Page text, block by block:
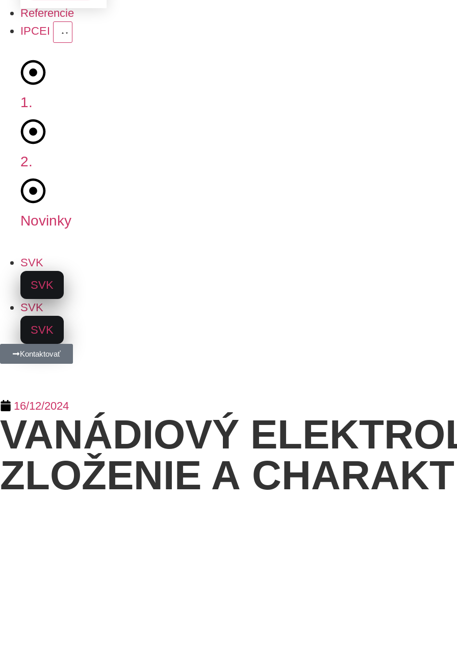
Referencie
IPCEI
1.
2.
Novinky
SVK
SVK
SVK
SVK
Kontaktovať
16/12/2024
VANÁDIOVÝ
ZLOŽENIE A